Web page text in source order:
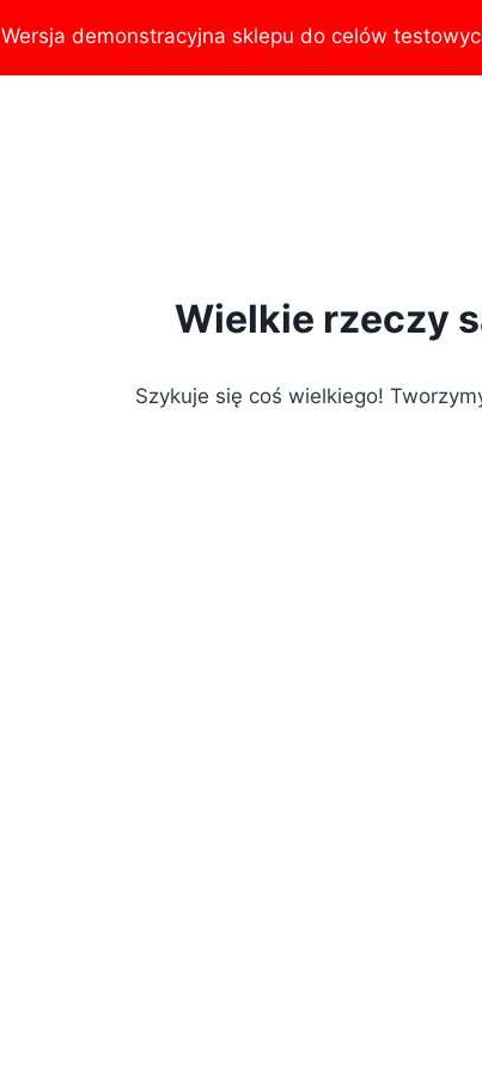
Wersja demonstracyjna sklepu do celów
Wielkie rzeczy
Szykuje się coś wielkiego!